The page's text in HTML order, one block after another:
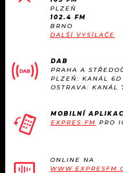
PLZEŇ
102.4 FM
BRNO
DALŠÍ VYSÍLAČE
DAB
PRAHA A
PLZEŇ: KANÁL 6D
OSTRAVA: KANÁL
MOBILNÍ
EXPRES FM PRO
ONLINE NA